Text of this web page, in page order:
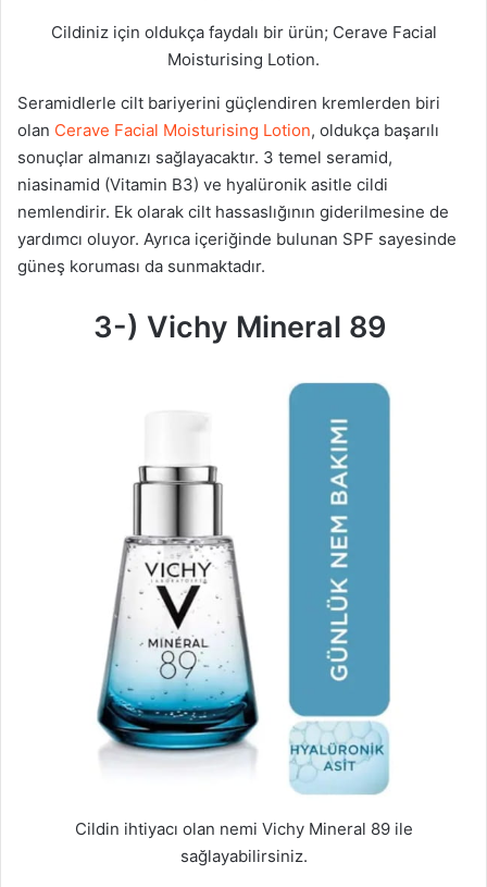
Cildiniz için oldukça faydalı bir ürün; Cerave Facial
Moisturising Lotion.
Seramidlerle cilt bariyerini güçlendiren kremlerden biri
olan Cerave Facial Moisturising Lotion, oldukça başarılı
sonuçlar almanızı sağlayacaktır. 3 temel seramid,
niasinamid (Vitamin B3) ve hyalüronik asitle cildi
nemlendirir. Ek olarak cilt hassaslığının giderilmesine de
yardımcı oluyor. Ayrıca içeriğinde bulunan SPF sayesinde
güneş koruması da sunmaktadır.
3-) Vichy Mineral 89
Cildin ihtiyacı olan nemi Vichy Mineral 89 ile
sağlayabilirsiniz.